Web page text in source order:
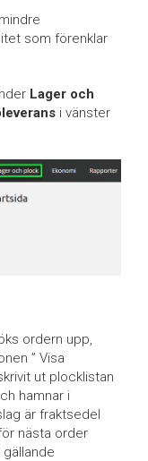
som förenklar
Lager och
i vänster
ordern upp,
” Visa
ut plocklistan
hamnar i
är fraktsedel
nästa order